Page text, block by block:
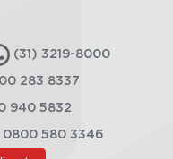
(31) 3219-8000
283 8337
940 5832
0800 580 3346